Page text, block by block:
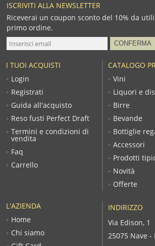
ISCRIVITI ALLA NEWSLETTER
Riceverai un coupon sconto del 10% da
primo ordine.
L'AZIENDA
Home
Chi siamo
CATALOGO
Vini
Liquori e
Birre
Bevande
Bottiglie
Accessori
Prodotti
Novità
Offerte
I TUOI ACQUISTI
Login
Registrati
Guida all'acquisto
Reso fusti Perfect Draft
Termini e condizioni di
vendita
Faq
Carrello
INDIRIZZO
Via Edison, 1
25075 Nave -